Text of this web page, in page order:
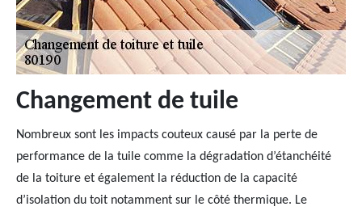
Changement de tuile
Nombreux sont les impacts couteux causé par la perte de
performance de la tuile comme la dégradation d’étanchéité
de la toiture et également la réduction de la capacité
d’isolation du toit notamment sur le côté thermique. Le